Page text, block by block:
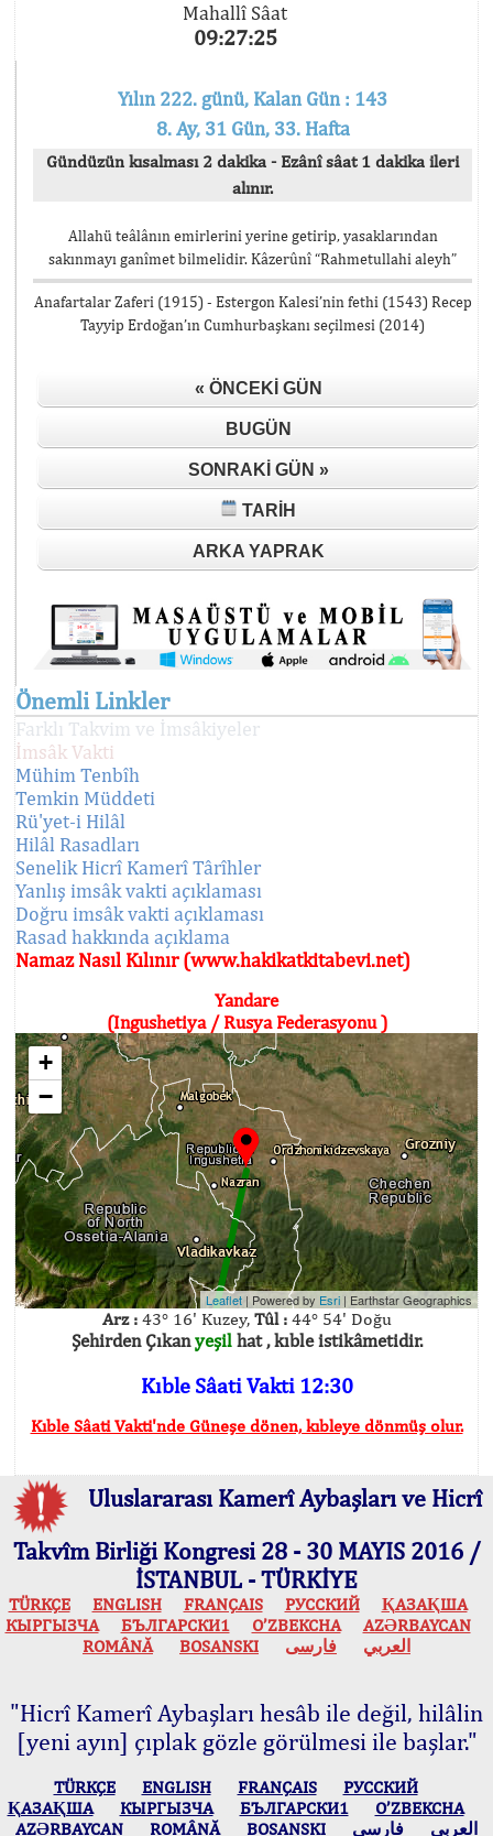
Mahallî Sâat
09:27:26
Yılın 222. günü, Kalan Gün : 143
8. Ay, 31 Gün, 33. Hafta
Gündüzün kısalması 2 dakika - Ezânî sâat 1 dakika ileri
alınır.
Allahü teâlânın emirlerini yerine getirip, yasaklarından
sakınmayı ganîmet bilmelidir. Kâzerûnî “Rahmetullahi aleyh”
Anafartalar Zaferi (1915) - Estergon Kalesi’nin fethi (1543) Recep
Tayyip Erdoğan’ın Cumhurbaşkanı seçilmesi (2014)
« ÖNCEKI GÜN
BUGÜN
SONRAKI GÜN »
TARIH
ARKA YAPRAK
Önemli Linkler
Farklı Takvim ve İmsâkiyeler
İmsâk Vakti
Mühim Tenbîh
Temkin Müddeti
Rü'yet-i Hilâl
Hilâl Rasadları
Senelik Hicrî Kamerî Târîhler
Yanlış imsâk vakti açıklaması
Doğru imsâk vakti açıklaması
Rasad hakkında açıklama
Namaz Nasıl Kılınır (www.hakikatkitabevi.net)
Yandare
(Ingushetiya / Rusya Federasyonu )
+
−
Leaflet | Powered by Esri | Earthstar Geographics
Arz :43° 16' Kuzey, Tûl :44° 54' Doğu
Şehirden Çıkanyeşilhat , kıble istikâmetidir.
Kıble Sâati Vakti 12:30
Kıble Sâati Vakti'nde Güneşe dönen, kıbleye dönmüş olur.
Uluslararası Kamerî Aybaşları ve Hicrî
Takvîm Birliği Kongresi 28 - 30 MAYIS 2016 /
İSTANBUL - TÜRKİYE
TÜRKÇE ENGLISH FRANÇAIS РУССКИЙ
ҚАЗАҚША
КЫPГЫЗЧA
БЪЛГАРСКИ1 O’ZBEKCHA
AZӘRBAYCAN
ROMÂNĂ
BOSANSKI العربي فارسی
"Hicrî Kamerî Aybaşları hesâb ile değil, hilâlin
[yeni ayın] çıplak gözle görülmesi ile başlar."
TÜRKÇE ENGLISH FRANÇAIS
РУССКИЙ
ҚАЗАҚША
КЫPГЫЗЧA БЪЛГАРСКИ1
O’ZBEKCHA
AZӘRBAYCAN
ROMÂNĂ BOSANSKI العربي فارسی